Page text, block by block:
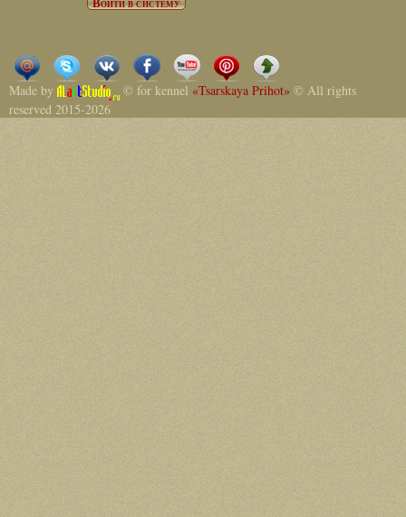
Made by © for kennel «Tsarskaya Prihot» © All rights
reserved 2015-2026